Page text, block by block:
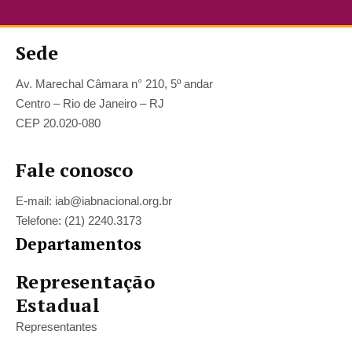
Sede
Av. Marechal Câmara n° 210, 5º andar
Centro – Rio de Janeiro – RJ
CEP 20.020-080
Fale conosco
E-mail: iab@iabnacional.org.br
Telefone: (21) 2240.3173
Departamentos
Representação
Estadual
Representantes